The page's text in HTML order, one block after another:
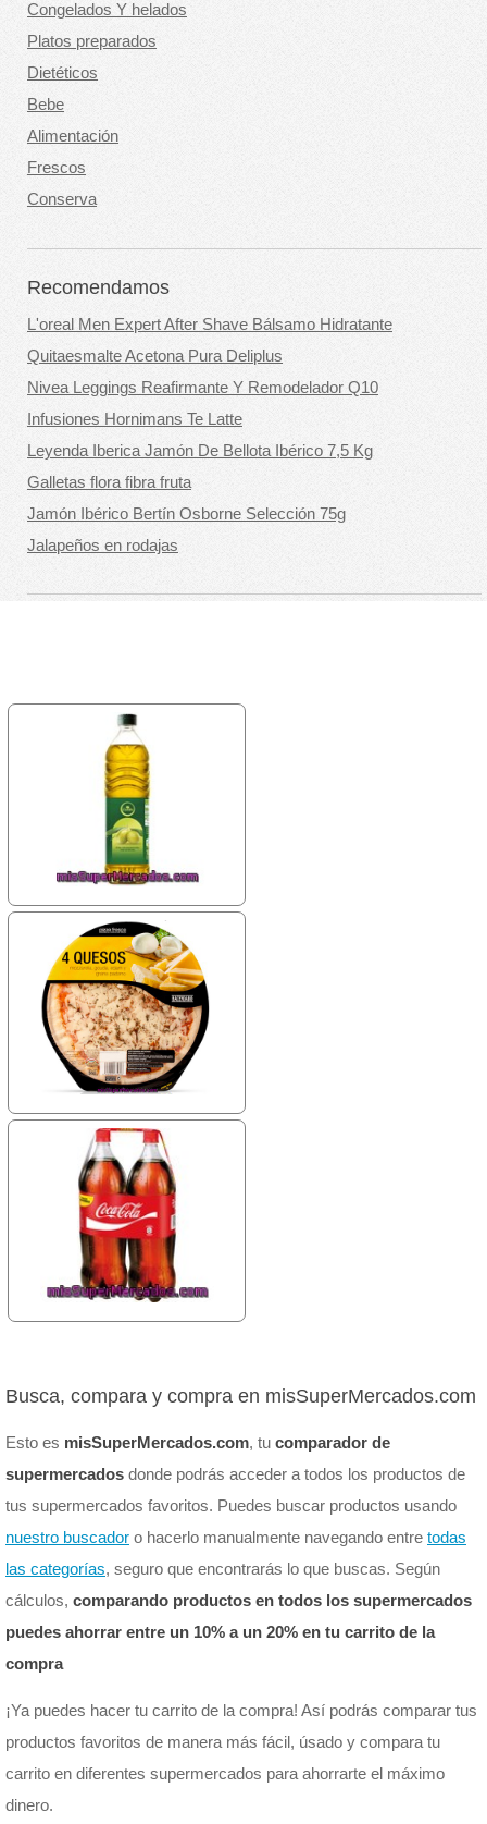
Congelados Y helados
Platos preparados
Dietéticos
Bebe
Alimentación
Frescos
Conserva
Recomendamos
L'oreal Men Expert After Shave Bálsamo Hidratante
Quitaesmalte Acetona Pura Deliplus
Nivea Leggings Reafirmante Y Remodelador Q10
Infusiones Hornimans Te Latte
Leyenda Iberica Jamón De Bellota Ibérico 7,5 Kg
Galletas flora fibra fruta
Jamón Ibérico Bertín Osborne Selección 75g
Jalapeños en rodajas
Busca, compara y compra en misSuperMercados.com
Esto es misSuperMercados.com, tu comparador de
supermercados donde podrás acceder a todos los productos de
tus supermercados favoritos. Puedes buscar productos usando
nuestro buscador o hacerlo manualmente navegando entre todas
las categorías, seguro que encontrarás lo que buscas. Según
cálculos, comparando productos en todos los supermercados
puedes ahorrar entre un 10% a un 20% en tu carrito de la
compra
¡Ya puedes hacer tu carrito de la compra! Así podrás comparar tus
productos favoritos de manera más fácil, úsado y compara tu
carrito en diferentes supermercados para ahorrarte el máximo
dinero.